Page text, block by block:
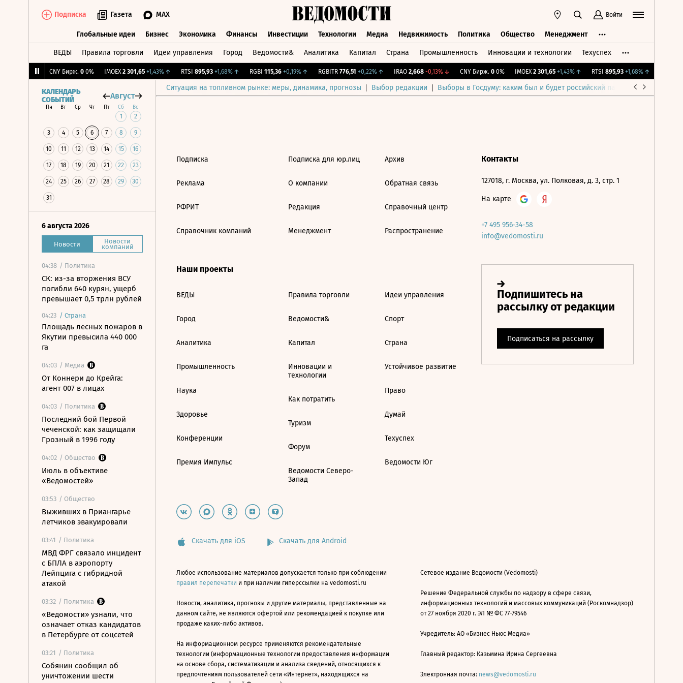
Подписка Газета MAX Войти
Глобальные идеи Бизнес Экономика Финансы Инвестиции Технологии Медиа Недвижимость Политика Общество Менеджмент
ВЕДЫ Правила торговли Идеи управления Город Ведомости& Аналитика Капитал Страна Промышленность Инновации и технологии Техуспех
CNY Бирж. 0 0% IMOEX 2 301,65 +1,43%↑ RTSI 895,93 +1,68%↑ RGBI 115,36 +0,19%↑ RGBITR 776,51 +0,22%↑ IRAO 2,668 -0,13%↓ CNY Бирж. 0 0% IMOEX 2 301,65 +1,43%↑ RTSI 895,93 +1,68%↑
Ситуация на топливном рынке: меры, динамика, прогнозы Выбор редакции Выборы в Госдуму: каким был и будет российский парламент
КАЛЕНДАРЬ
СОБЫТИЙ
Август
Пн Вт Ср Чт Пт Сб Вс
1 2
3 4 5 6 7 8 9
10 11 12 13 14 15 16
17 18 19 20 21 22 23
24 25 26 27 28 29 30
31
6 августа 2026
Новости Новости
компаний
04:38 / Политика
СК: из-за вторжения ВСУ
погибли 640 курян, ущерб
превышает 0,5 трлн рублей
04:23 / Страна
Площадь лесных пожаров в
Якутии превысила 440 000
га
04:03 / Медиа
От Коннери до Крейга:
агент 007 в лицах
04:03 / Политика
Последний бой Первой
чеченской: как защищали
Грозный в 1996 году
04:02 / Общество
Июль в объективе
«Ведомостей»
03:53 / Общество
Выживших в Приангарье
летчиков эвакуировали
03:41 / Политика
МВД ФРГ связало инцидент
с БПЛА в аэропорту
Лейпцига с гибридной
атакой
03:32 / Политика
«Ведомости» узнали, что
означает отказ кандидатов
в Петербурге от соцсетей
03:21 / Политика
Собянин сообщил об
уничтожении шести
Подписка
Реклама
РФРИТ
Справочник компаний
Подписка для юр.лиц
О компании
Редакция
Менеджмент
Архив
Обратная связь
Справочный центр
Распространение
Наши проекты
ВЕДЫ
Город
Аналитика
Промышленность
Наука
Здоровье
Конференции
Премия Импульс
Правила торговли
Ведомости&
Капитал
Инновации и
технологии
Как потратить
Туризм
Форум
Ведомости Северо-
Запад
Идеи управления
Спорт
Страна
Устойчивое развитие
Право
Думай
Техуспех
Ведомости Юг
Контакты
127018, г. Москва, ул. Полковая, д. 3, стр. 1
На карте
+7 495 956-34-58
info@vedomosti.ru
Скачать для iOS Скачать для Android
Любое использование материалов допускается только при соблюдении
правил перепечатки и при наличии гиперссылки на vedomosti.ru
Новости, аналитика, прогнозы и другие материалы, представленные на
данном сайте, не являются офертой или рекомендацией к покупке или
продаже каких-либо активов.
На информационном ресурсе применяются рекомендательные
технологии (информационные технологии предоставления информации
на основе сбора, систематизации и анализа сведений, относящихся к
предпочтениям пользователей сети «Интернет», находящихся на
Сетевое издание Ведомости (Vedomosti)
Решение Федеральной службы по надзору в сфере связи,
информационных технологий и массовых коммуникаций (Роскомнадзор)
от 27 ноября 2020 г. ЭЛ № ФС 77-79546
Учредитель: АО «Бизнес Ньюс Медиа»
Главный редактор: Казьмина Ирина Сергеевна
Электронная почта: news@vedomosti.ru